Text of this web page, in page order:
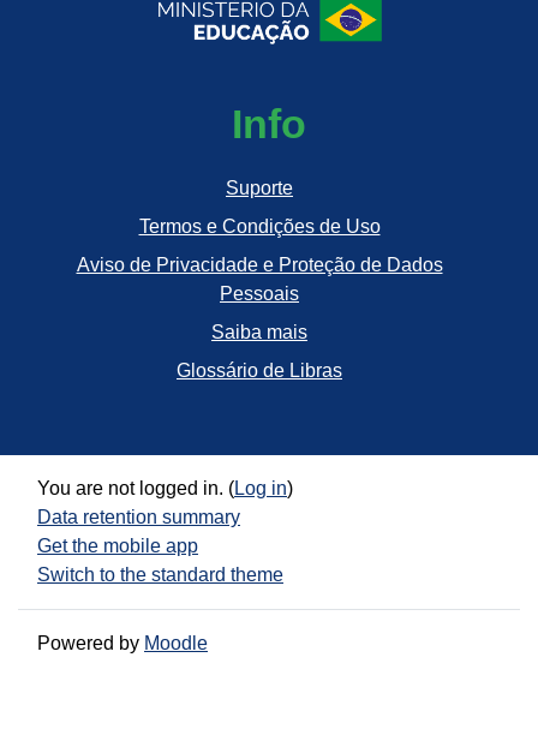
Info
Suporte
Termos e Condições de Uso
Aviso de Privacidade e Proteção de Dados
Pessoais
Saiba mais
Glossário de Libras
You are not logged in. (Log in)
Data retention summary
Get the mobile app
Switch to the standard theme
Powered by Moodle